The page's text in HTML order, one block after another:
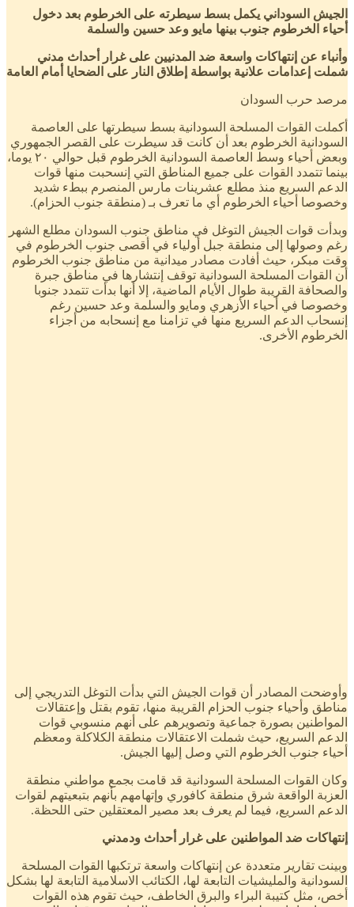
الجيش السوداني يكمل بسط سيطرته على الخرطوم بعد دخول
أحياء الخرطوم جنوب بينها مايو وعد حسين والسلمة
وأنباء عن إنتهاكات واسعة ضد المدنيين على غرار أحداث مدني
شملت إعدامات علانية بواسطة إطلاق النار على الضحايا أمام العامة
مرصد حرب السودان
أكملت القوات المسلحة السودانية بسط سيطرتها على العاصمة
السودانية الخرطوم بعد أن كانت قد سيطرت على القصر الجمهوري
وبعض أحياء وسط العاصمة السودانية الخرطوم قبل حوالي ٢٠ يوما،
بينما تتمدد القوات على جميع المناطق التي إنسحبت منها قوات
الدعم السريع منذ مطلع عشرينات مارس المنصرم ببطء شديد
وخصوصا أحياء الخرطوم أي ما تعرف بـ (منطقة جنوب الحزام).
وبدأت قوات الجيش التوغل في مناطق جنوب السودان مطلع الشهر
رغم وصولها إلى منطقة جبل أولياء في أقصى جنوب الخرطوم في
وقت مبكر، حيث أفادت مصادر ميدانية من مناطق جنوب الخرطوم
أن القوات المسلحة السودانية توقف إنتشارها في مناطق جبرة
والصحافة القريبة طوال الأيام الماضية، إلا أنها بدأت تتمدد جنوبا
وخصوصا في أحياء الأزهري ومايو والسلمة وعد حسين رغم
إنسحاب الدعم السريع منها في تزامنا مع إنسحابه من أجزاء
الخرطوم الأخرى.
وأوضحت المصادر أن قوات الجيش التي بدأت التوغل التدريجي إلى
مناطق وأحياء جنوب الحزام القريبة منها، تقوم بقتل وإعتقالات
المواطنين بصورة جماعية وتصويرهم على أنهم منسوبي قوات
الدعم السريع، حيث شملت الاعتقالات منطقة الكلاكلة ومعظم
أحياء جنوب الخرطوم التي وصل إليها الجيش.
وكان القوات المسلحة السودانية قد قامت بجمع مواطني منطقة
العزبة الواقعة شرق منطقة كافوري وإتهامهم بأنهم بتبعيتهم لقوات
الدعم السريع، فيما لم يعرف بعد مصير المعتقلين حتى اللحظة.
إنتهاكات ضد المواطنين على غرار أحداث ودمدني
وبينت تقارير متعددة عن إنتهاكات واسعة ترتكبها القوات المسلحة
السودانية والمليشيات التابعة لها، الكتائب الاسلامية التابعة لها بشكل
أخص، مثل كتيبة البراء والبرق الخاطف، حيث تقوم هذه القوات